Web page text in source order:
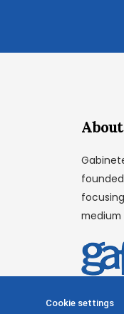
Cookie settings